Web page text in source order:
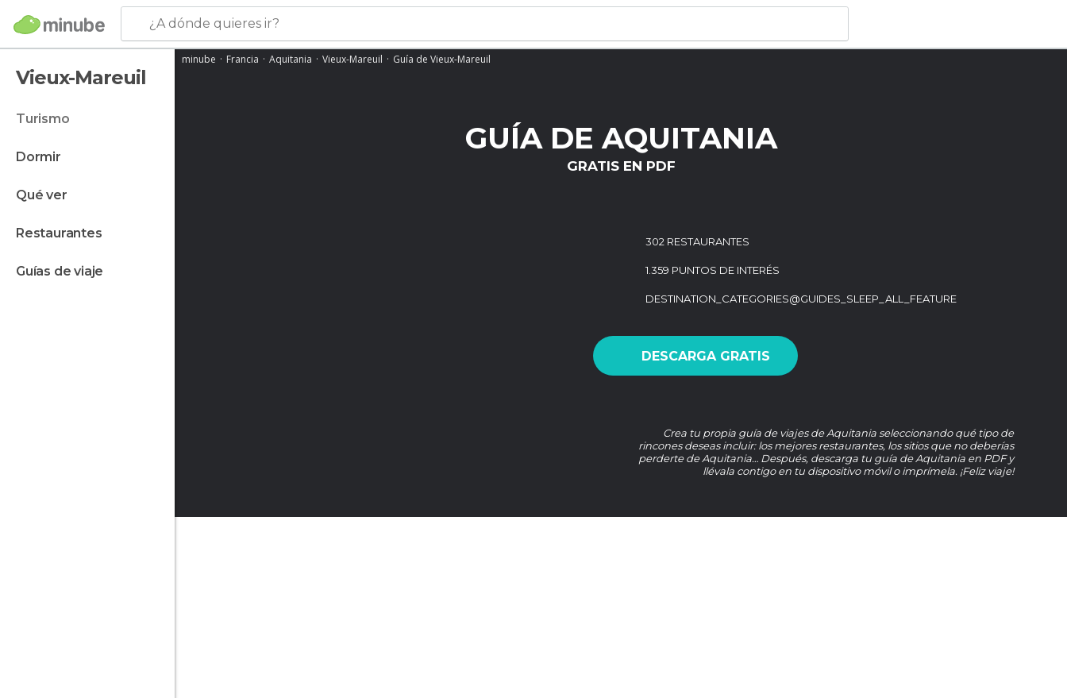
¿A dónde quieres ir?
Vieux-Mareuil
turismo
dormir
qué ver
restaurantes
guías de viaje
minube Francia Aquitania Vieux-Mareuil Guía de Vieux-Mareuil
GUÍA DE AQUITANIA
GRATIS EN PDF
302 RESTAURANTES
1.359 PUNTOS DE INTERÉS
DESTINATION_CATEGORIES@GUIDES_SLEEP_ALL_FEATURE
DESCARGA GRATIS
Crea tu propia guía de viajes de Aquitania seleccionando qué tipo de
rincones deseas incluir: los mejores restaurantes, los sitios que no deberías
perderte de Aquitania… Después, descarga tu guía de Aquitania en PDF y
llévala contigo en tu dispositivo móvil o imprímela. ¡Feliz viaje!